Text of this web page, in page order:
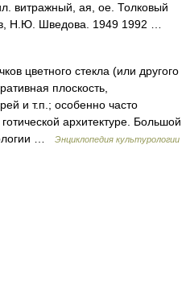
витражный, ая, ое. Толковый
Н.Ю. Шведова. 1949 1992 …
цветного стекла (или другого
плоскость,
и т.п.; особенно часто
архитектуре. Большой
…
Энциклопедия культурологии